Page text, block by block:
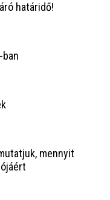
határidő!
mennyit